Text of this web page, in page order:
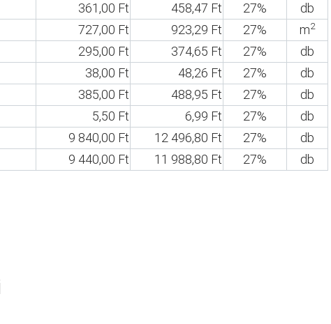
361,00 Ft 458,47 Ft 27%
db
727,00 Ft 923,29 Ft 27% m2
295,00 Ft 374,65 Ft 27%
db
38,00 Ft 48,26 Ft 27%
db
385,00 Ft 488,95 Ft 27%
db
5,50 Ft 6,99 Ft 27%
db
9 840,00 Ft 12 496,80 Ft 27%
db
9 440,00 Ft 11 988,80 Ft 27% db